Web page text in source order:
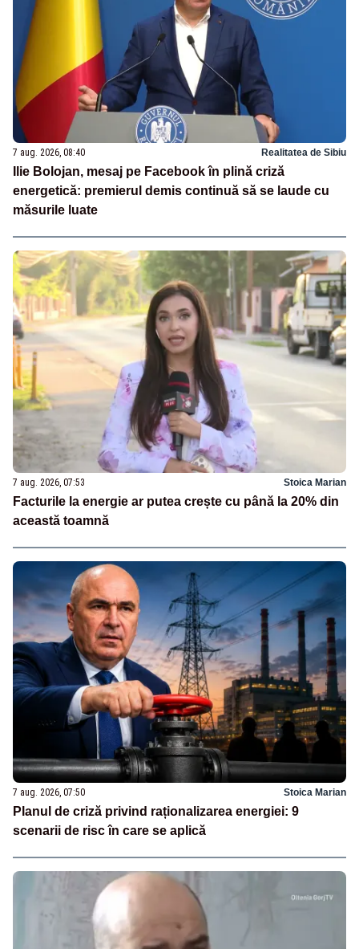
7 aug. 2026, 08:40 Realitatea de Sibiu
Ilie Bolojan, mesaj pe Facebook în plină criză
energetică: premierul demis continuă să se laude cu
măsurile luate
7 aug. 2026, 07:53 Stoica Marian
Facturile la energie ar putea crește cu până la 20% din
această toamnă
7 aug. 2026, 07:50 Stoica Marian
Planul de criză privind raționalizarea energiei: 9
scenarii de risc în care se aplică